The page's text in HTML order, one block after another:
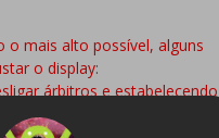
mais alto possível, alguns
o display:
árbitros e estabelecendo